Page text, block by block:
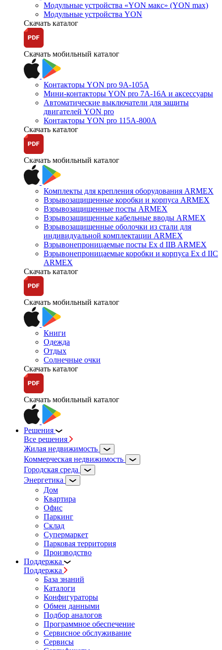
Модульные устройства «YON макс» (YON max)
Модульные устройства YON
Скачать каталог
Скачать мобильный каталог
Контакторы YON pro 9А-105А
Мини-контакторы YON pro 7А-16А и аксессуары
Автоматические выключатели для защиты
двигателей YON pro
Контакторы YON pro 115А-800А
Скачать каталог
Скачать мобильный каталог
Комплекты для крепления оборудования ARMEX
Взрывозащищенные коробки и корпуса ARMEX
Взрывозащищенные посты ARMEX
Взрывозащищенные кабельные вводы ARMEX
Взрывозащищенные оболочки из стали для
индивидуальной комплектации ARMEX
Взрывонепроницаемые посты Ex d IIB ARMEX
Взрывонепроницаемые коробки и корпуса Ex d IIС
ARMEX
Скачать каталог
Скачать мобильный каталог
Книги
Одежда
Отдых
Солнечные очки
Скачать каталог
Скачать мобильный каталог
Решения
Все решения
Жилая недвижимость
Коммерческая недвижимость
Городская среда
Энергетика
Дом
Квартира
Офис
Паркинг
Склад
Супермаркет
Парковая территория
Производство
Поддержка
Поддержка
База знаний
Каталоги
Конфигураторы
Обмен данными
Подбор аналогов
Программное обеспечение
Сервисное обслуживание
Сервисы